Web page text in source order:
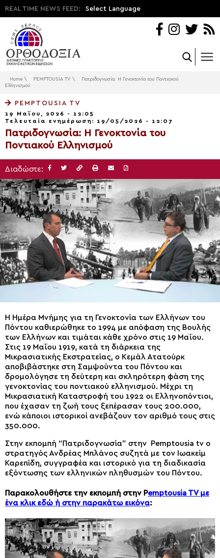
REAL TIME NEWS FEED: Select Language
Home \ PEMPTOUSIA TV \
Πατριδογνωσία: Η Γενοκτονία του Ποντιακού
Ελληνισμού
PEMPTOUSIA TV
19 Μαΐου, 2026 - 12:05
Τελευταία ενημέρωση: 19/05/2026 - 12:07
Πατριδογνωσία: Η Γενοκτονία του
Ποντιακού Ελληνισμού
Διαδώστε:
Η Ημέρα Μνήμης για τη Γενοκτονία των Ελλήνων του
Πόντου καθιερώθηκε το 1994 με απόφαση της Βουλής
των Ελλήνων και τιμάται κάθε χρόνο στις 19 Μαΐου.
Στις 19 Μαΐου 1919, κατά τη διάρκεια της
Μικρασιατικής Εκστρατείας, ο Κεμάλ Ατατούρκ
αποβιβάστηκε στη Σαμψούντα του Πόντου και
δρομολόγησε τη δεύτερη και σκληρότερη φάση της
γενοκτονίας του ποντιακού ελληνισμού. Μέχρι τη
Μικρασιατική Καταστροφή του 1922 οι Ελληνοπόντιοι,
που έχασαν τη ζωή τους ξεπέρασαν τους 200.000,
ενώ κάποιοι ιστορικοί ανεβάζουν τον αριθμό τους στις
350.000.
Στην εκπομπή “Πατριδογνωσία” στην Pemptousia tv ο
στρατηγός Ανδρέας Μπλάνος συζητά με τον Ιωακείμ
Καρεπίδη, συγγραφέα και ιστορικό για τη διαδικασία
εξόντωσης των ελληνικών πληθυσμών του Πόντου.
Παρακολουθήστε την εκπομπή στην Pemptousia TV με
ένα κλικ εδώ ή στην παρακάτω εικόνα: